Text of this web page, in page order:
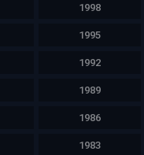
1998
1995
1992
1989
1986
1983